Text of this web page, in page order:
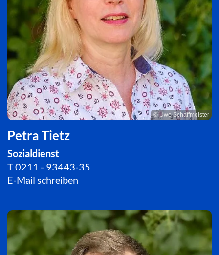
© Uwe Schaffmeister
Petra Tietz
Sozialdienst
T0211 - 93443-35
E-Mail schreiben